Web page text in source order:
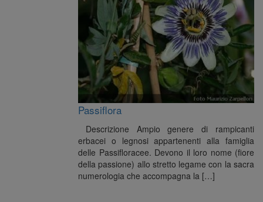
Passiflora
Descrizione Ampio genere di rampicanti
erbacei o legnosi appartenenti alla famiglia
delle Passifloracee. Devono il loro nome (fiore
della passione) allo stretto legame con la sacra
numerologia che accompagna la […]